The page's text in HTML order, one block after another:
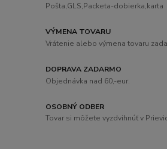
Pošta,GLS,Packeta-dobierka,karta
VÝMENA TOVARU
Vrátenie alebo výmena tovaru
DOPRAVA ZADARMO
Objednávka nad 60,-eur.
OSOBNÝ ODBER
Tovar si môžete vyzdvihnúť v